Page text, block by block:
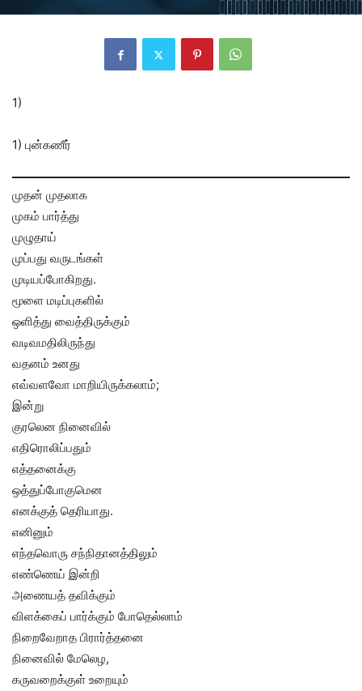
1)
1) புன்கணீர்
முதன் முதலாக
முகம் பார்த்து
முழுதாய்
முப்பது வருடங்கள்
முடியப்போகிறது.
மூளை மடிப்புகளில்
ஒளித்து வைத்திருக்கும்
வடிவமதிலிருந்து
வதனம் உனது
எவ்வளவோ மாறியிருக்கலாம்;
இன்று
குரலென நினைவில்
எதிரொலிப்பதும்
எத்தனைக்கு
ஒத்துப்போகுமென
எனக்குத் தெரியாது.
எனினும்
எந்தவொரு சந்நிதானத்திலும்
எண்ணெய் இன்றி
அணையத் தவிக்கும்
விளக்கைப் பார்க்கும் போதெல்லாம்
நிறைவேறாத பிரார்த்தனை
நினைவில் மேலெழ,
கருவறைக்குள் உறையும்